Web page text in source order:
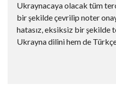
Ukraynacaya olacak tüm
bir şekilde çevrilip noter
hatasız, eksiksiz bir şekilde
Ukrayna dilini hem de